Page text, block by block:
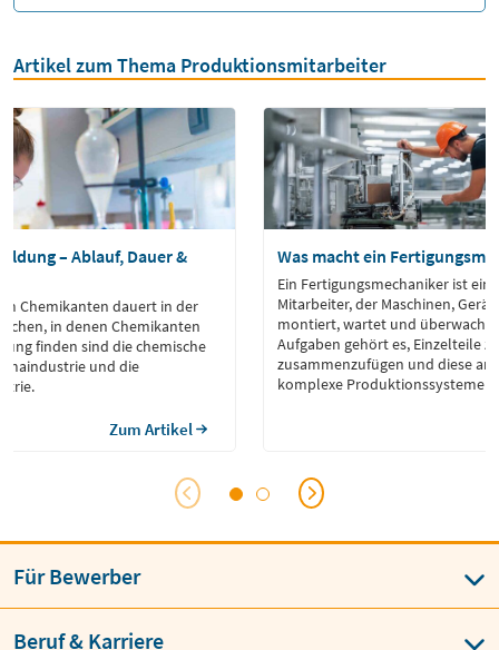
Artikel zum Thema Produktionsmitarbeiter
– Ablauf, Dauer &
Chemikanten dauert in der
in denen Chemikanten
finden sind die chemische
und die
Zum Artikel
Was macht ein
Ein Fertigungsmechaniker ist ein
Mitarbeiter, der Maschinen,
montiert, wartet und überwacht.
Aufgaben gehört es, Einzelteile
zusammenzufügen und diese
komplexe Produktionssysteme
Für Bewerber
Beruf & Karriere